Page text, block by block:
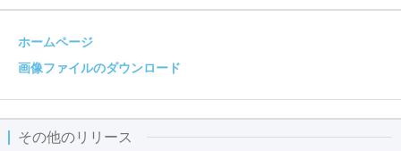
ホームページ
画像ファイルのダウンロード
その他のリリース